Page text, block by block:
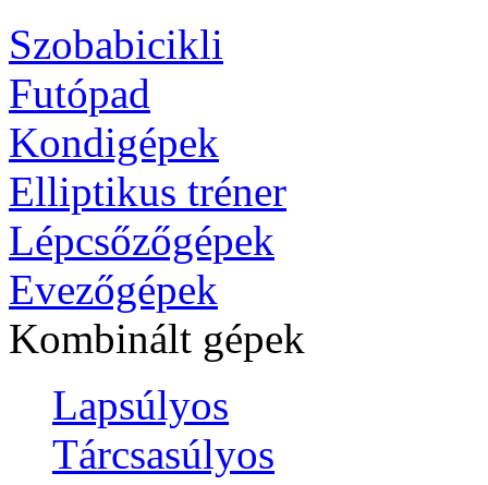
Szobabicikli
Futópad
Kondigépek
Elliptikus tréner
Lépcsőzőgépek
Evezőgépek
Kombinált gépek
Lapsúlyos
Tárcsasúlyos